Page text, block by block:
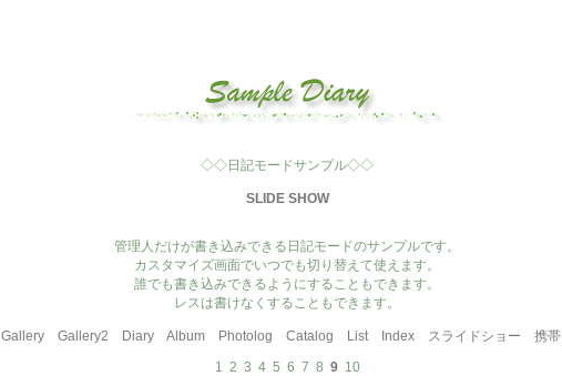
◇◇日記モードサンプル◇◇
SLIDE SHOW
管理人だけが書き込みできる日記モードのサンプルです。
カスタマイズ画面でいつでも切り替えて使えます。
誰でも書き込みできるようにすることもできます。
レスは書けなくすることもできます。
Gallery Gallery2 Diary Album Photolog Catalog List Index スライドショー 携帯
1 2 3 4 5 6 7 8 9 10